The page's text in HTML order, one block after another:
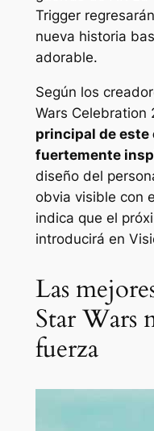
Trigger
nueva historia
adorable.
Según los
Wars Celebration
principal de este
fuertemente
diseño del
obvia visible con
indica que el
introducirá en
Las
Star Wars
fuerza